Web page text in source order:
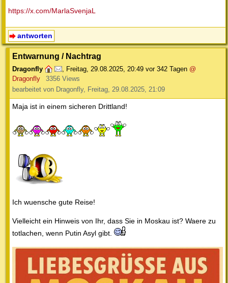
https://x.com/MarlaSvenjaL
antworten
Entwarnung / Nachtrag
Dragonfly , Freitag, 29.08.2025, 20:49 vor 342 Tagen @
Dragonfly
3356 Views
bearbeitet von Dragonfly, Freitag, 29.08.2025, 21:09
Maja ist in einem sicheren Drittland!
Ich wuensche gute Reise!
Vielleicht ein Hinweis von Ihr, dass Sie in Moskau ist? Waere zu
totlachen, wenn Putin Asyl gibt.